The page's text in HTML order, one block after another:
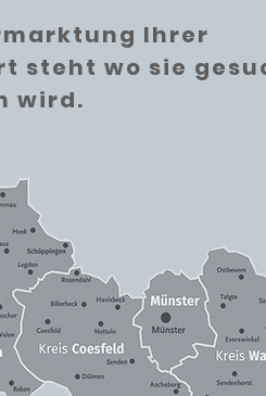
Ihrer
steht wo sie
wird.